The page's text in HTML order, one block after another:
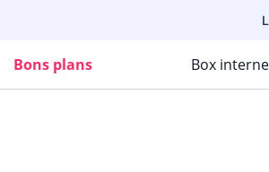
Bons plans Box